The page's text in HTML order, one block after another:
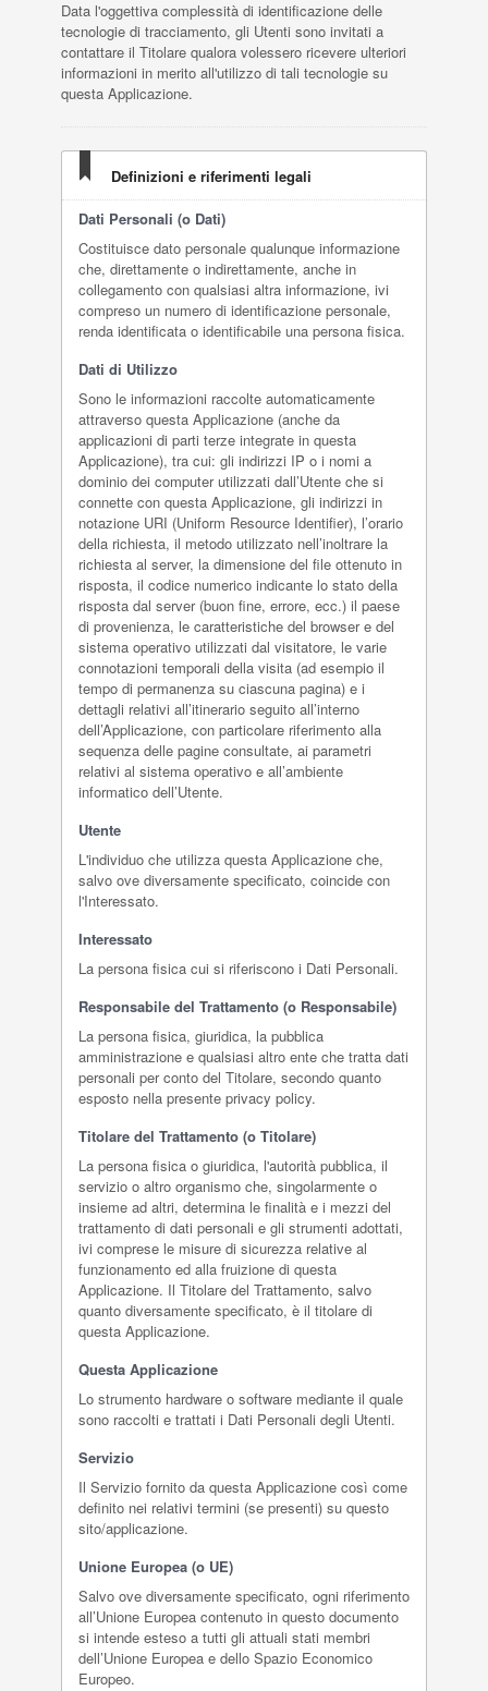
Data l'oggettiva complessità di identificazione delle
tecnologie di tracciamento, gli Utenti sono invitati a
contattare il Titolare qualora volessero ricevere ulteriori
informazioni in merito all'utilizzo di tali tecnologie su
questa Applicazione.
Definizioni e riferimenti legali
Dati Personali (o Dati)
Costituisce dato personale qualunque informazione
che, direttamente o indirettamente, anche in
collegamento con qualsiasi altra informazione, ivi
compreso un numero di identificazione personale,
renda identificata o identificabile una persona fisica.
Dati di Utilizzo
Sono le informazioni raccolte automaticamente
attraverso questa Applicazione (anche da
applicazioni di parti terze integrate in questa
Applicazione), tra cui: gli indirizzi IP o i nomi a
dominio dei computer utilizzati dall’Utente che si
connette con questa Applicazione, gli indirizzi in
notazione URI (Uniform Resource Identifier), l’orario
della richiesta, il metodo utilizzato nell’inoltrare la
richiesta al server, la dimensione del file ottenuto in
risposta, il codice numerico indicante lo stato della
risposta dal server (buon fine, errore, ecc.) il paese
di provenienza, le caratteristiche del browser e del
sistema operativo utilizzati dal visitatore, le varie
connotazioni temporali della visita (ad esempio il
tempo di permanenza su ciascuna pagina) e i
dettagli relativi all’itinerario seguito all’interno
dell’Applicazione, con particolare riferimento alla
sequenza delle pagine consultate, ai parametri
relativi al sistema operativo e all’ambiente
informatico dell’Utente.
Utente
L'individuo che utilizza questa Applicazione che,
salvo ove diversamente specificato, coincide con
l'Interessato.
Interessato
La persona fisica cui si riferiscono i Dati Personali.
Responsabile del Trattamento (o Responsabile)
La persona fisica, giuridica, la pubblica
amministrazione e qualsiasi altro ente che tratta dati
personali per conto del Titolare, secondo quanto
esposto nella presente privacy policy.
Titolare del Trattamento (o Titolare)
La persona fisica o giuridica, l'autorità pubblica, il
servizio o altro organismo che, singolarmente o
insieme ad altri, determina le finalità e i mezzi del
trattamento di dati personali e gli strumenti adottati,
ivi comprese le misure di sicurezza relative al
funzionamento ed alla fruizione di questa
Applicazione. Il Titolare del Trattamento, salvo
quanto diversamente specificato, è il titolare di
questa Applicazione.
Questa Applicazione
Lo strumento hardware o software mediante il quale
sono raccolti e trattati i Dati Personali degli Utenti.
Servizio
Il Servizio fornito da questa Applicazione così come
definito nei relativi termini (se presenti) su questo
sito/applicazione.
Unione Europea (o UE)
Salvo ove diversamente specificato, ogni riferimento
all’Unione Europea contenuto in questo documento
si intende esteso a tutti gli attuali stati membri
dell’Unione Europea e dello Spazio Economico
Europeo.